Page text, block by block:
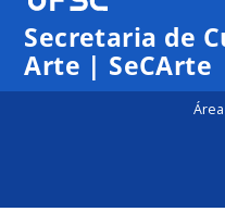
Secretaria de
Arte | SeCArte